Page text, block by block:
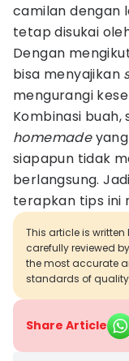
camilan dengan
tetap disukai
Dengan
bisa menyajikan
mengurangi
Kombinasi buah,
homemade
siapapun tidak
berlangsung.
terapkan tips ini
This article is
carefully reviewed
the most accurate
standards of
Share Article